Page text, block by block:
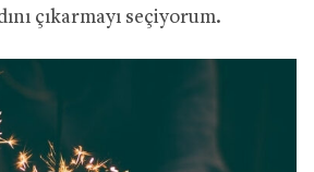
çıkarmayı seçiyorum.